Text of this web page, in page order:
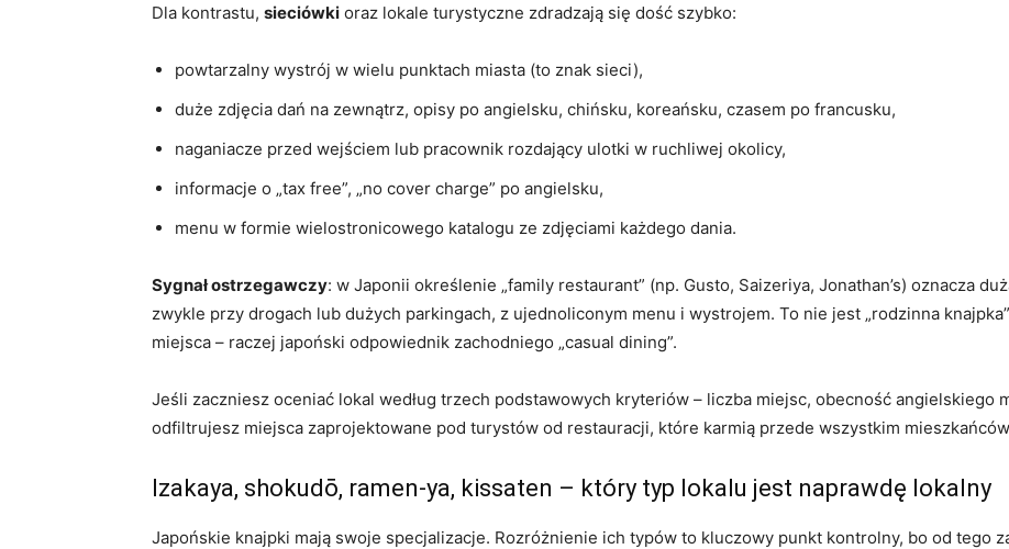
Dla kontrastu, sieciówki oraz lokale turystyczne zdradzają się dość szybko:
powtarzalny wystrój w wielu punktach miasta (to znak sieci),
duże zdjęcia dań na zewnątrz, opisy po angielsku, chińsku, koreańsku, czasem po francusku,
naganiacze przed wejściem lub pracownik rozdający ulotki w ruchliwej okolicy,
informacje o „tax free”, „no cover charge” po angielsku,
menu w formie wielostronicowego katalogu ze zdjęciami każdego dania.
Sygnał ostrzegawczy: w Japonii określenie „family restaurant” (np. Gusto, Saizeriya, Jonathan’s) oznacza
zwykle przy drogach lub dużych parkingach, z ujednoliconym menu i wystrojem. To nie jest „rodzinna
miejsca – raczej japoński odpowiednik zachodniego „casual dining”.
Jeśli zaczniesz oceniać lokal według trzech podstawowych kryteriów – liczba miejsc, obecność angielskiego
odfiltrujesz miejsca zaprojektowane pod turystów od restauracji, które karmią przede wszystkim
Izakaya, shokudō, ramen-ya, kissaten – który typ lokalu jest naprawdę lokalny
Japońskie knajpki mają swoje specjalizacje. Rozróżnienie ich typów to kluczowy punkt kontrolny, bo od tego